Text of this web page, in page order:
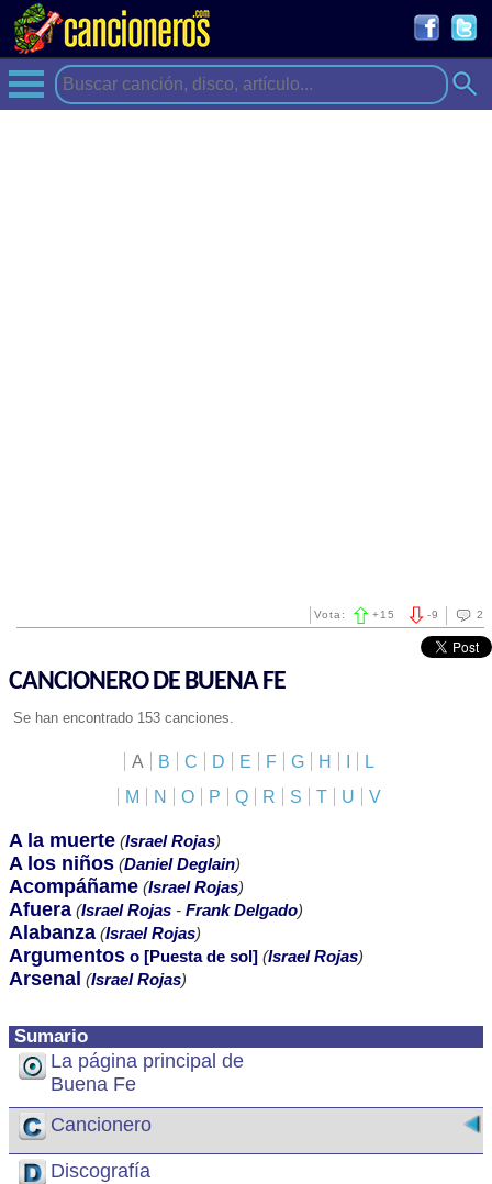
2
-9
Vota: +15
CANCIONERO DE BUENA FE
Se han encontrado 153 canciones.
A B C D E F G H
L
M
N O P Q R S T U V
Sumario
La página principal de
Buena Fe
Cancionero
Discografía
A la muerte (Israel Rojas)
A los niños (Daniel Deglain)
Acompáñame (Israel Rojas)
Afuera (Israel Rojas - Frank Delgado)
Alabanza (Israel Rojas)
Argumentos o [Puesta de sol] (Israel Rojas)
Arsenal (Israel Rojas)